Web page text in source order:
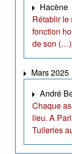
Hacène
Rétablir le
fonction
de son (…)
Mars 2025
André
Chaque
lieu. A
Tuileries